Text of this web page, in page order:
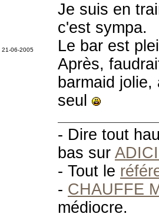
21-06-2005
Je suis en
c'est sympa.
Le bar est
Après,
barmaid
seul
- Dire tout
bas sur
- Tout le
- CHAUFFE
médiocre.